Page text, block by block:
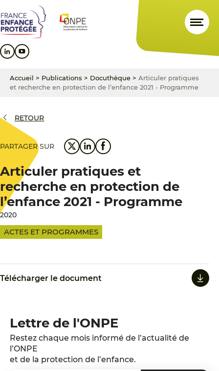
au
contenu
principal
au
menu
principal
au
pied
de
Accueil > Publications > Docuthèque > Articuler pratiques
et recherche en protection de l’enfance 2021 - Programme
RETOUR
PARTAGER SUR
Articuler pratiques et
recherche en protection de
l’enfance 2021 - Programme
2020
ACTES ET PROGRAMMES
Télécharger le document
Lettre de l'ONPE
Restez chaque mois informé de l’actualité de
l’ONPE
et de la protection de l’enfance.